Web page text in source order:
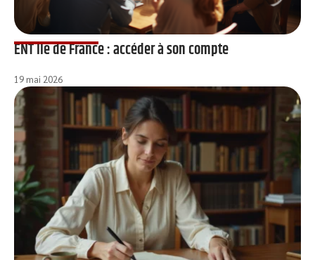
ENT Ile de France : accéder à son compte
19 mai 2026